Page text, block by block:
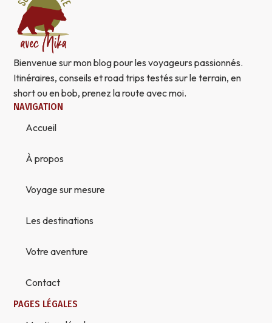
Bienvenue sur mon blog pour les voyageurs passionnés.
Itinéraires, conseils et road trips testés sur le terrain, en
short ou en bob, prenez la route avec moi.
NAVIGATION
Accueil
À propos
Voyage sur mesure
Les destinations
Votre aventure
Contact
PAGES LÉGALES